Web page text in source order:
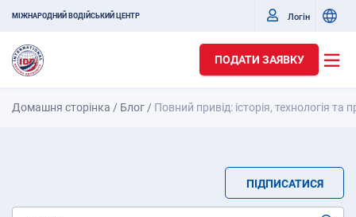
МІЖНАРОДНИЙ ВОДІЙСЬКИЙ ЦЕНТР Логін
ПОДАТИ ЗАЯВКУ
Домашня сторінка / Блог / Повний привід: історія, технологія та
ПІДПИСАТИСЯ